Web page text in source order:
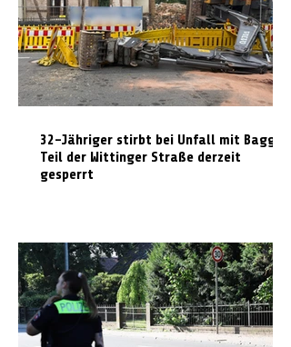
32-Jähriger stirbt bei Unfall mit Bagger:
Teil der Wittinger Straße derzeit
gesperrt